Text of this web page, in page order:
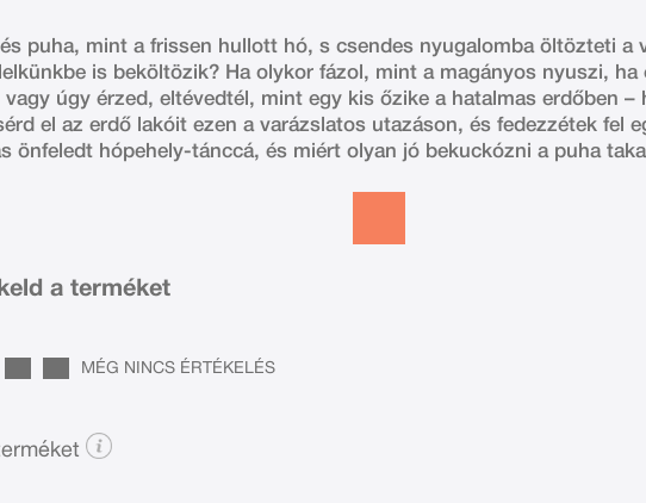
puha, mint a frissen hullott hó, s csendes nyugalomba öltözteti a
is beköltözik? Ha olykor fázol, mint a magányos nyuszi, ha
úgy érzed, eltévedtél, mint egy kis őzike a hatalmas erdőben –
el az erdő lakóit ezen a varázslatos utazáson, és fedezzétek fel
önfeledt hópehely-tánccá, és miért olyan jó bekuckózni a puha
a terméket
MÉG NINCS ÉRTÉKELÉS